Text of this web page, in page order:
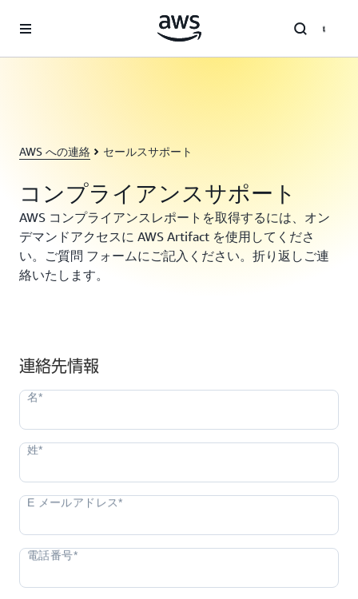
AWS への連絡 セールスサポート
コンプライアンスサポート
AWS コンプライアンスレポートを取得するには、オン
デマンドアクセスに AWS Artifact を使用してくださ
い。ご質問 フォームにご記入ください。折り返しご連
絡いたします。
連絡先情報